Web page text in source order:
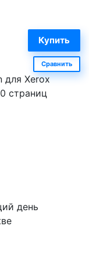
Сравнить
для Xerox
страниц
день